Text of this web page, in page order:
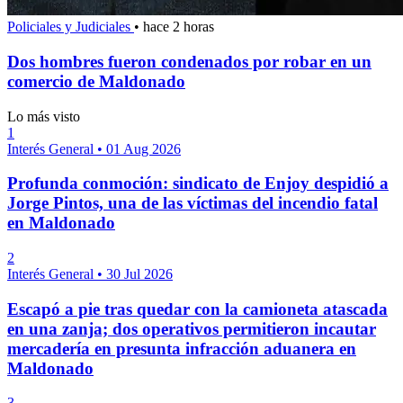
Policiales y Judiciales • hace 2 horas
Dos hombres fueron condenados por robar en un
comercio de Maldonado
Lo más visto
1
Interés General • 01 Aug 2026
Profunda conmoción: sindicato de Enjoy despidió a
Jorge Pintos, una de las víctimas del incendio fatal
en Maldonado
2
Interés General • 30 Jul 2026
Escapó a pie tras quedar con la camioneta atascada
en una zanja; dos operativos permitieron incautar
mercadería en presunta infracción aduanera en
Maldonado